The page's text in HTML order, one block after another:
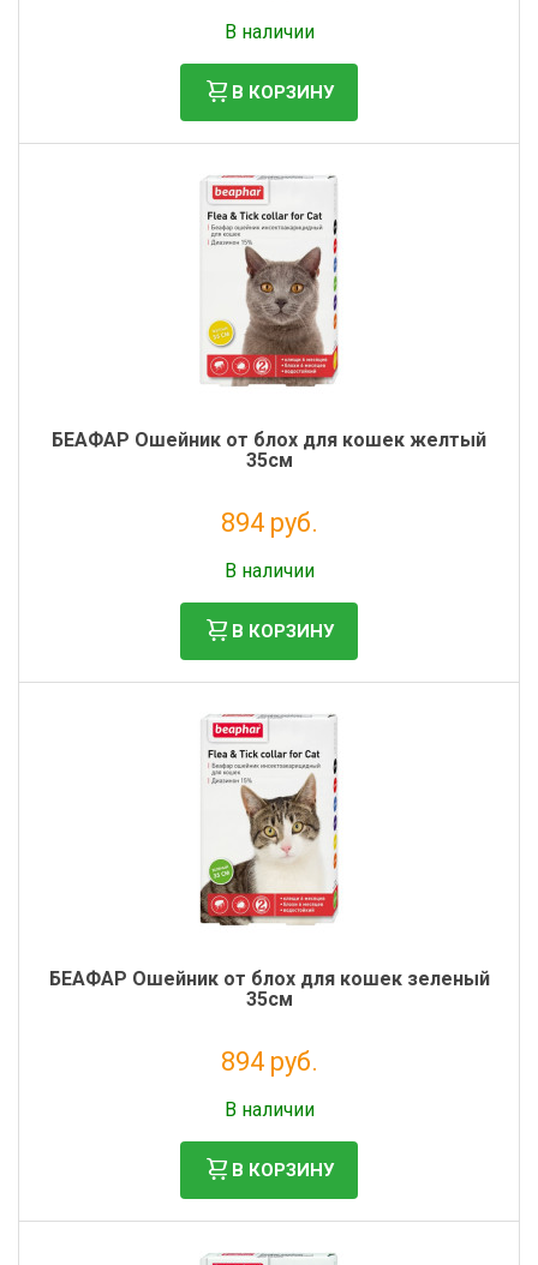
В наличии
В КОРЗИНУ
БЕАФАР Ошейник от блох для кошек желтый
35см
894 руб.
В наличии
В КОРЗИНУ
БЕАФАР Ошейник от блох для кошек зеленый
35см
894 руб.
В наличии
В КОРЗИНУ